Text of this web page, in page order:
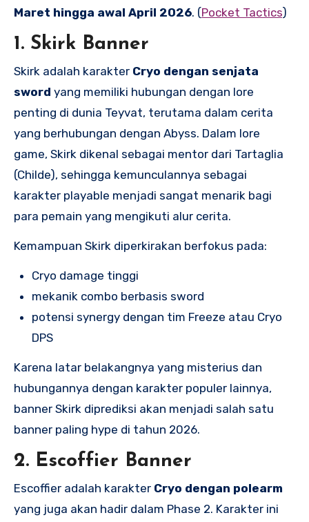
Maret hingga awal April 2026. (Pocket Tactics)
1. Skirk Banner
Skirk adalah karakter Cryo dengan senjata
sword yang memiliki hubungan dengan lore
penting di dunia Teyvat, terutama dalam cerita
yang berhubungan dengan Abyss. Dalam lore
game, Skirk dikenal sebagai mentor dari Tartaglia
(Childe), sehingga kemunculannya sebagai
karakter playable menjadi sangat menarik bagi
para pemain yang mengikuti alur cerita.
Kemampuan Skirk diperkirakan berfokus pada:
Cryo damage tinggi
mekanik combo berbasis sword
potensi synergy dengan tim Freeze atau Cryo
DPS
Karena latar belakangnya yang misterius dan
hubungannya dengan karakter populer lainnya,
banner Skirk diprediksi akan menjadi salah satu
banner paling hype di tahun 2026.
2. Escoffier Banner
Escoffier adalah karakter Cryo dengan polearm
yang juga akan hadir dalam Phase 2. Karakter ini